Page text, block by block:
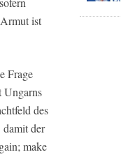
ist
Frage
Ungarns
des
damit der
make